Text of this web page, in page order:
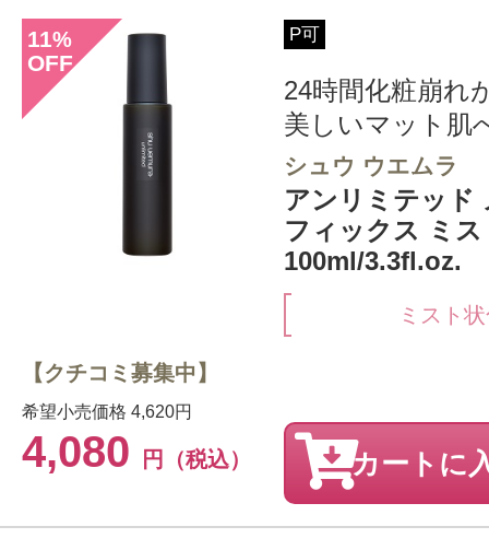
11%
OFF
P可
24時間化粧崩れ
美しいマット肌
シュウ ウエムラ
アンリミテッド
フィックス ミ
100ml/3.3fl.oz.
ミスト
希望小売価格 4,620円
4,080 円（税込）
【クチコミ募集中】
カートに